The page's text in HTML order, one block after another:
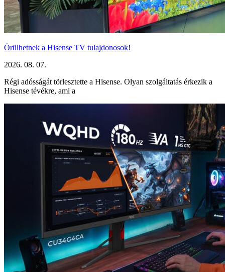
Örülhetnek a Hisense TV tulajdonosok!
2026. 08. 07.
Régi adósságát törlesztette a Hisense. Olyan szolgáltatás érkezik a
Hisense tévékre, ami a